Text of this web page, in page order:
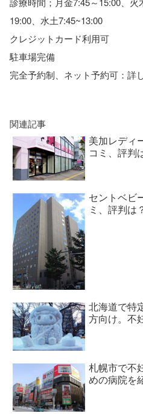
19:00、水土7:45~13:00
クレジットカード利用可
駐車場完備
完全予約制、ネット予約可：詳
関連記事
美加レディ
コミ、評判
セントベビ
ミ、評判は
北海道で特
方向け。不
札幌市で不
めの病院を